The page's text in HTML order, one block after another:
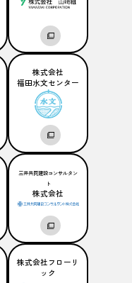
株式会社
福田水文センター
三井共同建設コンサルタン
ト
株式会社
株式会社フローリ
ック